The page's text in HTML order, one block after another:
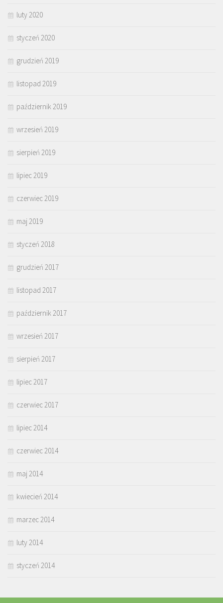
luty 2020
styczeń 2020
grudzień 2019
listopad 2019
październik 2019
wrzesień 2019
sierpień 2019
lipiec 2019
czerwiec 2019
maj 2019
styczeń 2018
grudzień 2017
listopad 2017
październik 2017
wrzesień 2017
sierpień 2017
lipiec 2017
czerwiec 2017
lipiec 2014
czerwiec 2014
maj 2014
kwiecień 2014
marzec 2014
luty 2014
styczeń 2014